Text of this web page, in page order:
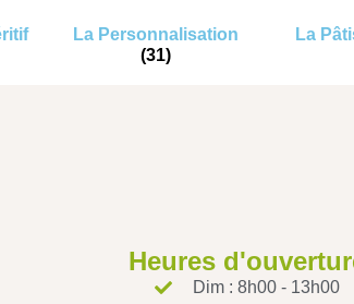
La Personnalisation
(31)
La
Heures
Dim : 8h00 - 13h00